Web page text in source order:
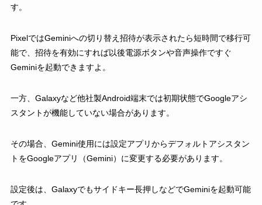
す。
PixelではGeminiへの切り替え招待が表示されたら短時間で移行可
能で、招待を有効にすれば以後電源ボタンや音声操作ですぐ
Geminiを起動できますよ。
一方、Galaxyなど他社製Android端末では初期状態でGoogleアシ
スタントが機能していない場合があります。
その場合、Gemini使用には設定アプリからデフォルトアシスタン
トをGoogleアプリ（Gemini）に変更する必要があります。
設定後は、Galaxyでもサイドキー長押しなどでGeminiを起動可能